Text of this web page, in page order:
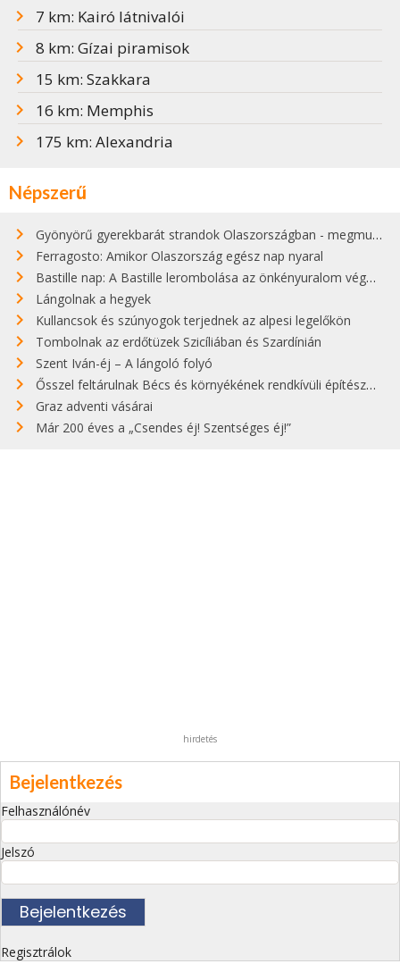
7 km: Kairó látnivalói
8 km: Gízai piramisok
15 km: Szakkara
16 km: Memphis
175 km: Alexandria
Népszerű
Gyönyörű gyerekbarát strandok Olaszországban - megmutatjuk a 15 legjobbat
Ferragosto: Amikor Olaszország egész nap nyaral
Bastille nap: A Bastille lerombolása az önkényuralom végét jelentette
Lángolnak a hegyek
Kullancsok és szúnyogok terjednek az alpesi legelőkön
Tombolnak az erdőtüzek Szicíliában és Szardínián
Szent Iván-éj – A lángoló folyó
Ősszel feltárulnak Bécs és környékének rendkívüli építészeti kincsei
Graz adventi vásárai
Már 200 éves a „Csendes éj! Szentséges éj!”
hirdetés
Bejelentkezés
Felhasználónév
Jelszó
Regisztrálok